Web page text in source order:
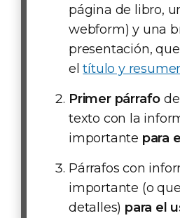
página de libro,
webform) y una
presentación,
eltítulo y
Primer párrafo
texto con la
importante para
Párrafos con
importante (o
detalles) para el